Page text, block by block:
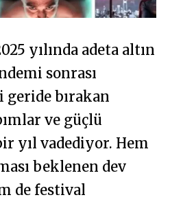
yılında adeta altın
sonrası
geride bırakan
ve güçlü
yıl vadediyor. Hem
beklenen dev
de festival